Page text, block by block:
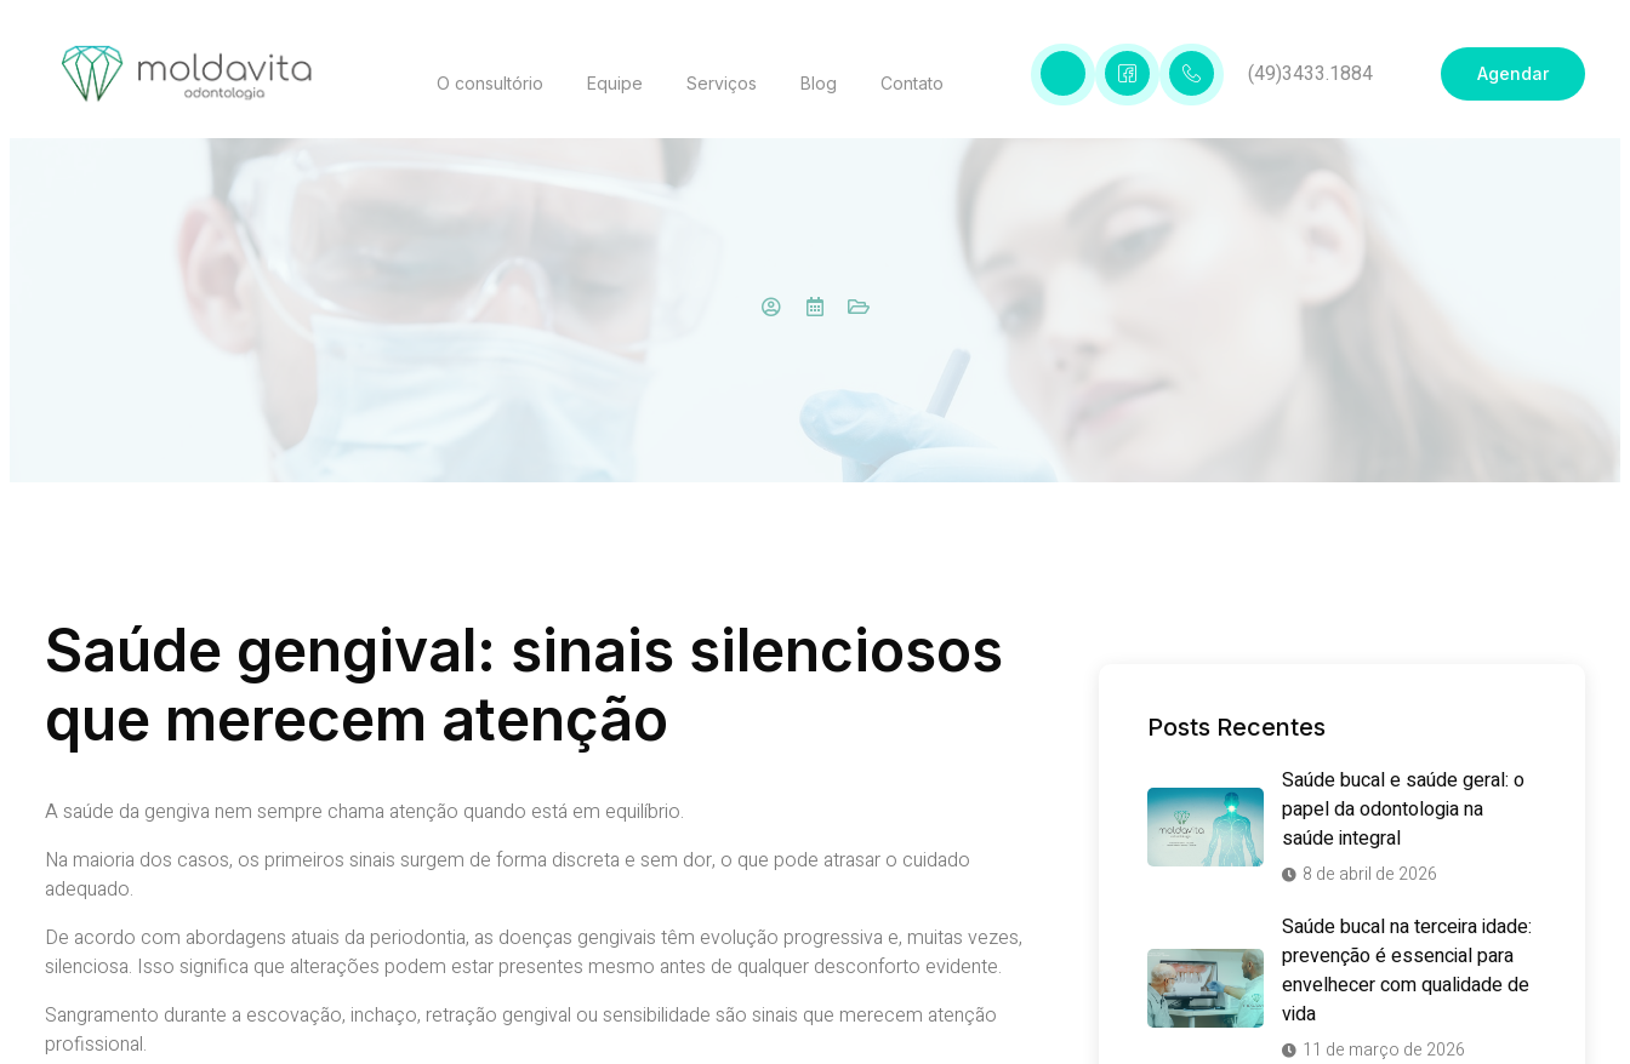
O consultório Equipe Serviços Blog Contato (49)3433.1884 Agendar
Saúde gengival: sinais silenciosos
que merecem atenção
A saúde da gengiva nem sempre chama atenção quando está em equilíbrio.
Na maioria dos casos, os primeiros sinais surgem de forma discreta e sem dor, o que pode atrasar o cuidado
adequado.
De acordo com abordagens atuais da periodontia, as doenças gengivais têm evolução progressiva e, muitas vezes,
silenciosa. Isso significa que alterações podem estar presentes mesmo antes de qualquer desconforto evidente.
Sangramento durante a escovação, inchaço, retração gengival ou sensibilidade são sinais que merecem atenção
profissional.
Posts Recentes
Saúde bucal e saúde geral: o
papel da odontologia na
saúde integral
8 de abril de 2026
Saúde bucal na terceira idade:
prevenção é essencial para
envelhecer com qualidade de
vida
11 de março de 2026